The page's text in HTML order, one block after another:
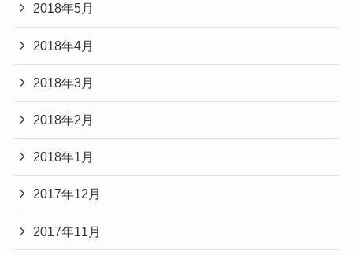
2018年5月
2018年4月
2018年3月
2018年2月
2018年1月
2017年12月
2017年11月